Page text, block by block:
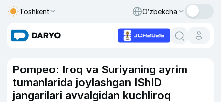
Toshkent O‘zbekcha
Pompeo: Iroq va Suriyaning ayrim
tumanlarida joylashgan IShID
jangarilari avvalgidan kuchliroq